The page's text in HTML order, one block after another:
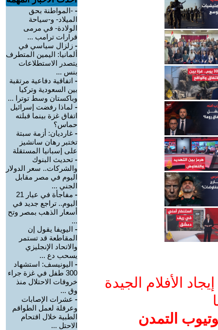
الأفلام الجيدة
التمدن
- -المواطنة بحق
الميلاد- و-سياحة
الولادة- في مرمى
قرارات ترامب ...
- زلزال سياسي في
ألمانيا: اليمين المتطرف
يتصدر الاستطلاعات
بنس ...
- اتفاقية دفاعية مرتقبة
بين السعودية وتركيا
وباكستان وسط توترا ...
- لماذا رفضت إسرائيل
اتفاق غزة بينما قبلته
حماس؟
- غارديان: أزمة سبتة
تختبر رهان سانشيز
على إسبانيا المستقلة
- تحديث البنوك
والشركات.. سعر الدولار
اليوم في مصر مقابل
الجني ...
-
مفاجأة في عيار 21
اليوم.. تراجع جديد في
أسعار الذهب بمصر وتح
...
- اليويفا يقول إن
المقاطعة قد تستمر
والاتحاد الإنجليزي
يسحب دع ...
- اليونيسف: استشهاد
300 طفل في غزة جراء
خروقات الاحتلال منذ
وق ...
- عشرات الإصابات
وعرقلة لعمل الطواقم
الطبية خلال اقتحام
الاحتل ...